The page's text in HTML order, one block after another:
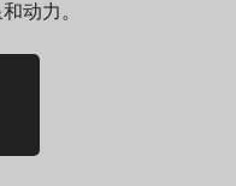
动力。